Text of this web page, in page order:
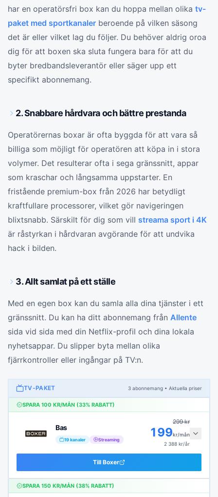
har en operatörsfri box kan du hoppa mellan olika tv-
paket med sportkanaler beroende på vilken säsong
det är eller vilket lag du följer. Du behöver aldrig oroa
dig för att boxen ska sluta fungera bara för att du
byter bredbandsleverantör eller säger upp ett
specifikt abonnemang.
2. Snabbare hårdvara och bättre prestanda
Operatörernas boxar är ofta byggda för att vara så
billiga som möjligt för operatören att köpa in i stora
volymer. Det resulterar ofta i sega gränssnitt, appar
som kraschar och långsamma uppstarter. En
fristående premium-box från 2026 har betydligt
kraftfullare processorer, vilket gör navigeringen
blixtsnabb. Särskilt för dig som vill streama sport i 4K
är råstyrkan i hårdvaran avgörande för att undvika
hack i bilden.
3. Allt samlat på ett ställe
Med en egen box kan du samla alla dina tjänster i ett
gränssnitt. Du kan ha ditt abonnemang från Allente
sida vid sida med din Netflix-profil och dina lokala
nyhetsappar. Du slipper byta mellan olika
fjärrkontroller eller ingångar på TV:n.
TV-PAKET 3 abonnemang • Aktuella priser
SPARA 100 KR/MÅN (33% RABATT)
Bas
19kanaler Streaming
299kr
199kr/mån
2 388 kr/år
Till Boxer
SPARA 150 KR/MÅN (38% RABATT)